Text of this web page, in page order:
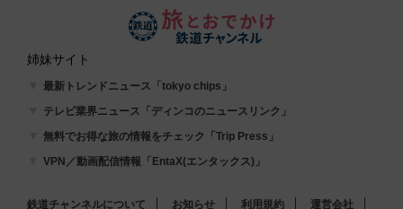
姉妹サイト
最新トレンドニュース「tokyo chips」
テレビ業界ニュース「ディンコのニュースリンク」
無料でお得な旅の情報をチェック「Trip Press」
VPN／動画配信情報「EntaX(エンタックス)」
鉄道チャンネルについて お知らせ 利用規約 運営会社